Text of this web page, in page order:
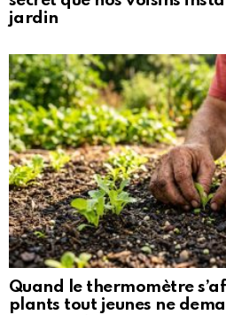
jardin
Quand le thermomètre
plants tout jeunes ne